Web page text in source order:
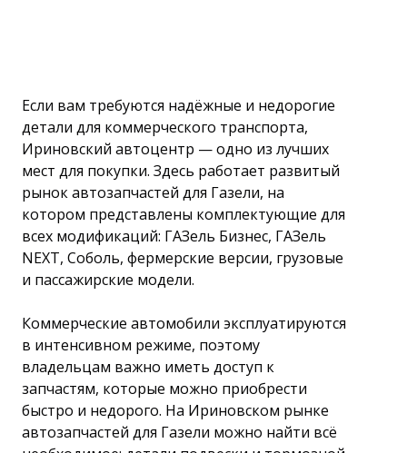
Если вам требуются надёжные и недорогие
детали для коммерческого транспорта,
Ириновский автоцентр — одно из лучших
мест для покупки. Здесь работает развитый
рынок автозапчастей для Газели, на
котором представлены комплектующие для
всех модификаций: ГАЗель Бизнес, ГАЗель
NEXT, Соболь, фермерские версии, грузовые
и пассажирские модели.
Коммерческие автомобили эксплуатируются
в интенсивном режиме, поэтому
владельцам важно иметь доступ к
запчастям, которые можно приобрести
быстро и недорого. На Ириновском рынке
автозапчастей для Газели можно найти всё